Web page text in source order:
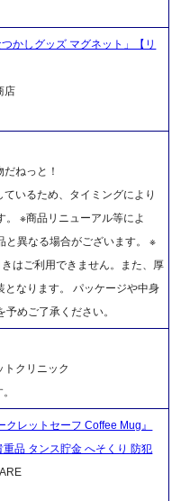
かしグッズ マグネット」【リ
店
ねっと！
ているため、タイミングにより
。 ※商品リニューアル等によ
と異なる場合がございます。 ※
はご利用できません。また、厚
となります。 パッケージや中身
めご了承ください。
クリニック
レットセーフ Coffee Mug』
品 タンス貯金 へそくり 防犯